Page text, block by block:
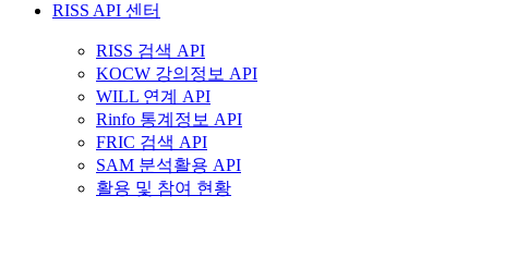
RISS API 센터
RISS 검색 API
KOCW 강의정보 API
WILL 연계 API
Rinfo 통계정보 API
FRIC 검색 API
SAM 분석활용 API
활용 및 참여 현황